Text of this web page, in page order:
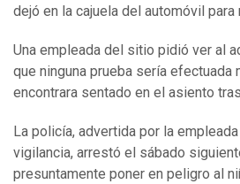
dejó en la cajuela del automóvil para
Una empleada del sitio pidió ver al
que ninguna prueba sería efectuada
encontrara sentado en el asiento
La policía, advertida por la
vigilancia, arrestó el sábado
presuntamente poner en peligro al